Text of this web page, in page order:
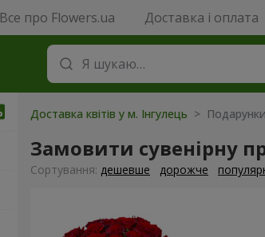
Все про Flowers.ua Доставка і оплата
Доставка квітів у м. Інгулець >
Замовити сувенірну
Сортування: дешевше дорожче